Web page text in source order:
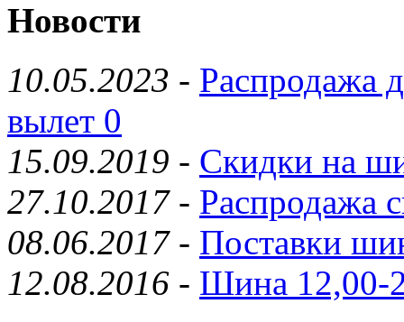
Новости
10.05.2023 - Распродажа
вылет 0
15.09.2019 - Скидки на
27.10.2017- Распродажа
08.06.2017- Поставки
12.08.2016 - Шина 12,00-